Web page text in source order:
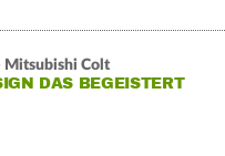
Mitsubishi Colt
DAS BEGEISTERT